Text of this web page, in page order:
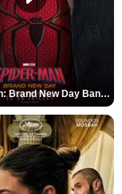
Spider-Man: Brand New Day Bande-annonce VO STFR